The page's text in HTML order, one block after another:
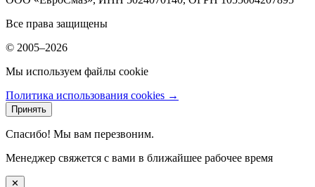
Все права защищены
© 2005–2026
Мы используем файлы cookie
Политика использования cookies →
Принять
Спасибо! Мы вам перезвоним.
Менеджер свяжется с вами в ближайшее рабочее время
✕